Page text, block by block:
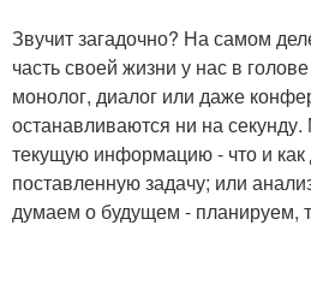
Звучит загадочно? На самом
часть своей жизни у нас в
монолог, диалог или даже
останавливаются ни на
текущую информацию - что и как
поставленную задачу; или
думаем о будущем - планируем,